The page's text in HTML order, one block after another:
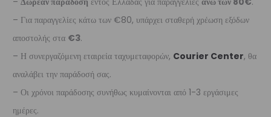
– Για παραγγελίες κάτω των €80, υπάρχει σταθερή χρέωση εξόδων
αποστολής στα €3.
– Η συνεργαζόμενη εταιρεία ταχυμεταφορών, Courier Center, θα
αναλάβει την παράδοσή σας.
– Οι χρόνοι παράδοσης συνήθως κυμαίνονται από 1-3 εργάσιμες
ημέρες.